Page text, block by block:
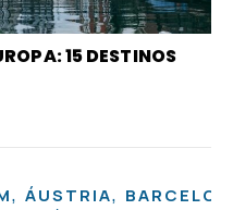
15 DESTINOS
, ÁUSTRIA,